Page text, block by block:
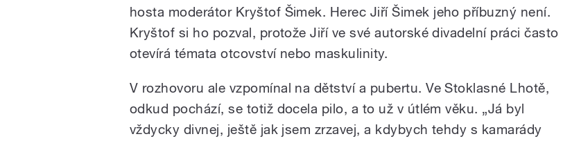
hosta moderátor Kryštof Šimek. Herec Jiří Šimek jeho příbuzný není.
Kryštof si ho pozval, protože Jiří ve své autorské divadelní práci často
otevírá témata otcovství nebo maskulinity.
V rozhovoru ale vzpomínal na dětství a pubertu. Ve Stoklasné Lhotě,
odkud pochází, se totiž docela pilo, a to už v útlém věku. „Já byl
vždycky divnej, ještě jak jsem zrzavej, a kdybych tehdy s kamarády